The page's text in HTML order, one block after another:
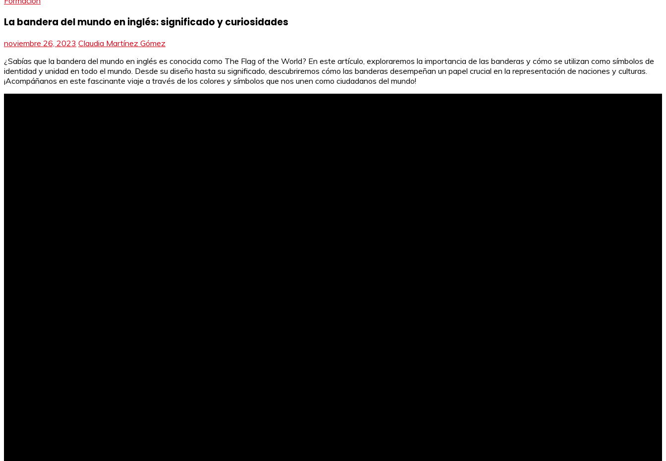
La bandera del mundo en inglés: significado y curiosidades
noviembre 26, 2023 Claudia Martínez Gómez
¿Sabías que la bandera del mundo en inglés es conocida como The Flag of the World? En este artículo, exploraremos la importancia de las banderas y cómo se utilizan como símbolos de
identidad y unidad en todo el mundo. Desde su diseño hasta su significado, descubriremos cómo las banderas desempeñan un papel crucial en la representación de naciones y culturas.
¡Acompáñanos en este fascinante viaje a través de los colores y símbolos que nos unen como ciudadanos del mundo!